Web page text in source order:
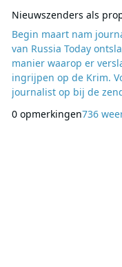
Nieuwszenders als
Begin maart nam
van Russia Today
manier waarop er
ingrijpen op de Krim.
journalist op bij de
EenVandaag van
0 opmerkingen736